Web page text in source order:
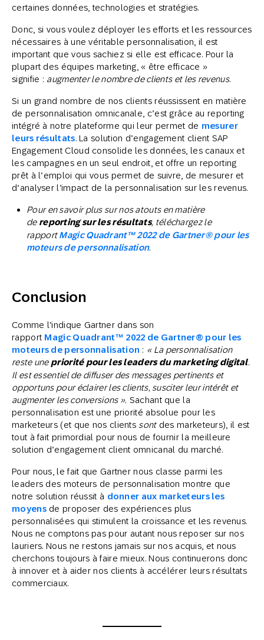
certaines données, technologies et stratégies.
Donc, si vous voulez déployer les efforts et les ressources
nécessaires à une véritable personnalisation, il est
important que vous sachiez si elle est efficace. Pour la
plupart des équipes marketing, « être efficace »
signifie : augmenter le nombre de clients et les revenus.
Si un grand nombre de nos clients réussissent en matière
de personnalisation omnicanale, c’est grâce au reporting
intégré à notre plateforme qui leur permet de mesurer
leurs résultats. La solution d’engagement client SAP
Engagement Cloud consolide les données, les canaux et
les campagnes en un seul endroit, et offre un reporting
prêt à l’emploi qui vous permet de suivre, de mesurer et
d’analyser l’impact de la personnalisation sur les revenus.
Pour en savoir plus sur nos atouts en matière
de reporting sur les résultats, téléchargez le
rapportMagic Quadrant™ 2022 de Gartner® pour les
moteurs de personnalisation.
Conclusion
Comme l’indique Gartner dans son
rapport Magic Quadrant™ 2022 de Gartner® pour les
moteurs de personnalisation : « La personnalisation
reste une priorité pour les leaders du marketing digital.
Il est essentiel de diffuser des messages pertinents et
opportuns pour éclairer les clients, susciter leur intérêt et
augmenter les conversions ». Sachant que la
personnalisation est une priorité absolue pour les
marketeurs (et que nos clients sontdes marketeurs), il est
tout à fait primordial pour nous de fournir la meilleure
solution d’engagement client omnicanal du marché.
Pour nous, le fait que Gartner nous classe parmi les
leaders des moteurs de personnalisation montre que
notre solution réussit à donner aux marketeurs les
moyensde proposer des expériences plus
personnalisées qui stimulent la croissance et les revenus.
Nous ne comptons pas pour autant nous reposer sur nos
lauriers. Nous ne restons jamais sur nos acquis, et nous
cherchons toujours à faire mieux. Nous continuerons donc
à innover et à aider nos clients à accélérer leurs résultats
commerciaux.